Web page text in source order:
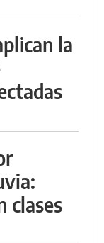
la
clases